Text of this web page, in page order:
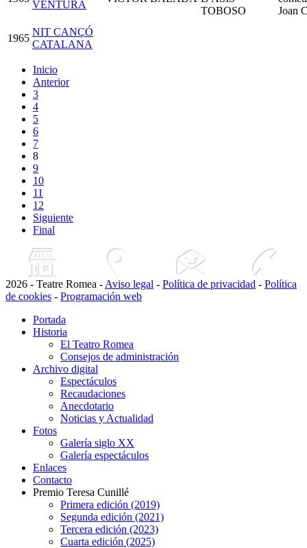
VENTURA
TOBOSO
Joan
1965
NIT CANÇÓ
CATALANA
Inicio
Anterior
3
4
5
6
7
8
9
10
11
12
Siguiente
Final
2026 - Teatre Romea - Aviso legal - Política de privacidad - Política
de cookies - Programación web
Portada
Historia
El Teatro Romea
Consejos de administración
Archivo digital
Espectáculos
Recaudaciones
Anecdotario
Noticias y Actualidad
Fotos
Galería siglo XX
Galería espectáculos
Enlaces
Contacto
Premio Teresa Cunillé
Primera edición (2019)
Segunda edición (2021)
Tercera edición (2023)
Cuarta edición (2025)